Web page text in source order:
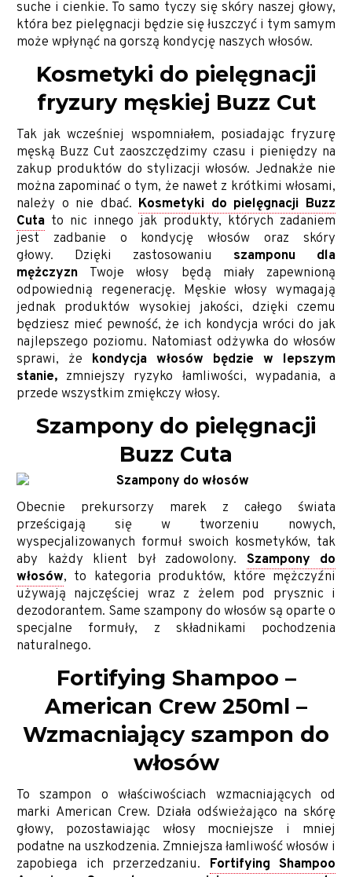
suche i cienkie. To samo tyczy się skóry naszej głowy,
która bez pielęgnacji będzie się łuszczyć i tym samym
może wpłynąć na gorszą kondycję naszych włosów.
Kosmetyki do pielęgnacji
fryzury męskiej Buzz Cut
Tak jak wcześniej wspomniałem, posiadając fryzurę
męską Buzz Cut zaoszczędzimy czasu i pieniędzy na
zakup produktów do stylizacji włosów. Jednakże nie
można zapominać o tym, że nawet z krótkimi włosami,
należy o nie dbać. Kosmetyki do pielęgnacji Buzz
Cuta to nic innego jak produkty, których zadaniem
jest zadbanie o kondycję włosów oraz skóry
głowy. Dzięki zastosowaniu szamponu dla
mężczyzn Twoje włosy będą miały zapewnioną
odpowiednią regenerację. Męskie włosy wymagają
jednak produktów wysokiej jakości, dzięki czemu
będziesz mieć pewność, że ich kondycja wróci do jak
najlepszego poziomu. Natomiast odżywka do włosów
sprawi, że kondycja włosów będzie w lepszym
stanie, zmniejszy ryzyko łamliwości, wypadania, a
przede wszystkim zmiękczy włosy.
Szampony do pielęgnacji
Buzz Cuta
Obecnie prekursorzy marek z całego świata
prześcigają się w tworzeniu nowych,
wyspecjalizowanych formuł swoich kosmetyków, tak
aby każdy klient był zadowolony. Szampony do
włosów, to kategoria produktów, które mężczyźni
używają najczęściej wraz z żelem pod prysznic i
dezodorantem. Same szampony do włosów są oparte o
specjalne formuły, z składnikami pochodzenia
naturalnego.
Fortifying Shampoo –
American Crew 250ml –
Wzmacniający szampon do
włosów
To szampon o właściwościach wzmacniających od
marki American Crew. Działa odświeżająco na skórę
głowy, pozostawiając włosy mocniejsze i mniej
podatne na uszkodzenia. Zmniejsza łamliwość włosów i
zapobiega ich przerzedzaniu. Fortifying Shampoo